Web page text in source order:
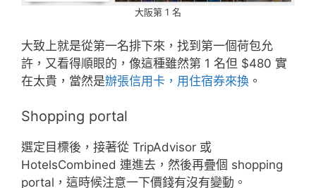
大阪第 1 名
大致上就是從第一名排下來，找到第一個荷包允
許，又看得順眼的，像這種雖然第 1 名但 $480 實
在太貴，當然是辦張信用卡，用住宿券來換 。
Shopping portal
選定目標後，接著從 TripAdvisor 或
HotelsCombined 連進去，然後再疊個 shopping
portal，這時候注意一下價錢有沒有變動。